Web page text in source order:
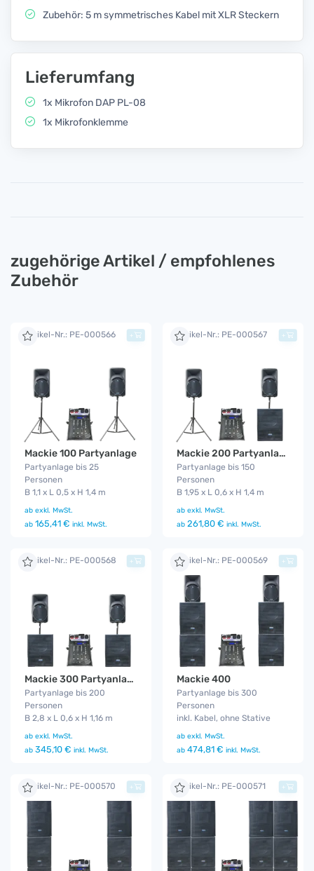
Zubehör: 5 m symmetrisches Kabel mit XLR Steckern
Lieferumfang
1x Mikrofon DAP PL-08
1x Mikrofonklemme
zugehörige Artikel / empfohlenes
Zubehör
Artikel-Nr.: PE-000566
Mackie 100 Partyanlage
Partyanlage bis 25
Personen
B 1,1 x L 0,5 x H 1,4 m
ab exkl. MwSt.
ab 165,41 € inkl. MwSt.
+ Artikel-Nr.: PE-000567
Mackie 200 Partyanlage
Partyanlage bis 150
Personen
B 1,95 x L 0,6 x H 1,4 m
ab exkl. MwSt.
ab 261,80 € inkl. MwSt.
+
Artikel-Nr.: PE-000568
Mackie 300 Partyanlage
Partyanlage bis 200
Personen
B 2,8 x L 0,6 x H 1,16 m
ab exkl. MwSt.
ab 345,10 € inkl. MwSt.
+ Artikel-Nr.: PE-000569
Mackie 400
Partyanlage bis 300
Personen
inkl. Kabel, ohne Stative
ab exkl. MwSt.
ab 474,81 € inkl. MwSt.
+
Artikel-Nr.: PE-000570 + Artikel-Nr.: PE-000571 +